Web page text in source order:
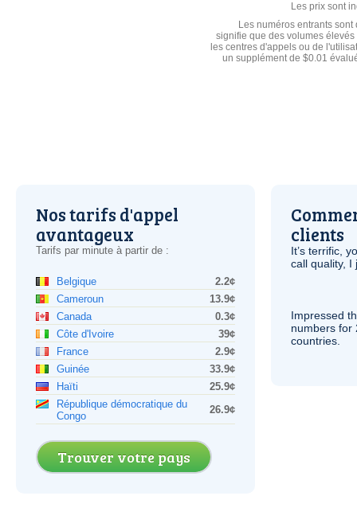
Les prix sont
Les numéros entrants
signifie que des volumes
les centres d'appels ou de
un supplément de $0.01
Nos tarifs d'appel
avantageux
Tarifs par minute à partir de :
Belgique
2.2¢
Cameroun
13.9¢
Canada
0.3¢
Côte d'Ivoire
39¢
France
2.9¢
Guinée
33.9¢
Haïti
25.9¢
République démocratique du
Congo
26.9¢
Trouver votre pays
clients
It’s terrific,
call quality, I
Impressed
numbers for
countries.